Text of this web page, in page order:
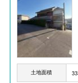
土地面積